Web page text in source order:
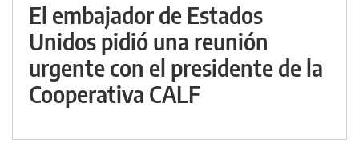
El embajador de Estados
Unidos pidió una reunión
urgente con el presidente de la
Cooperativa CALF